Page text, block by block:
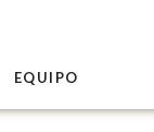
EQUIPO